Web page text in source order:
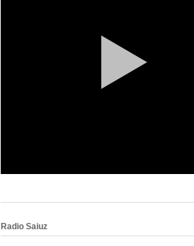
Radio Saiuz